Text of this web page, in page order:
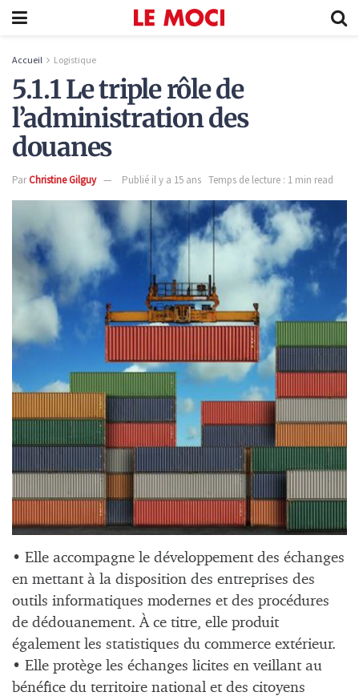
Accueil Logistique
5.1.1 Le triple rôle de
l’administration des
douanes
ParChristine Gilguy Publié il y a 15 ans Temps de lecture : 1 min read
• Elle accompagne le développement des échanges
en mettant à la disposition des entreprises des
outils informatiques modernes et des procédures
de dédouanement. À ce titre, elle produit
également les statistiques du commerce extérieur.
• Elle protège les échanges licites en veillant au
bénéfice du territoire national et des citoyens